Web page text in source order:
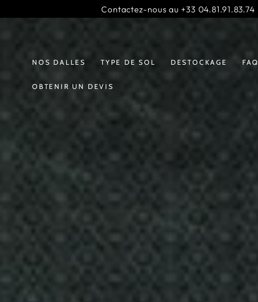
Contactez-nous au +33 04.81.91.83.74
NOS DALLES TYPE DE SOL DESTOCKAGE FAQ
OBTENIR UN DEVIS